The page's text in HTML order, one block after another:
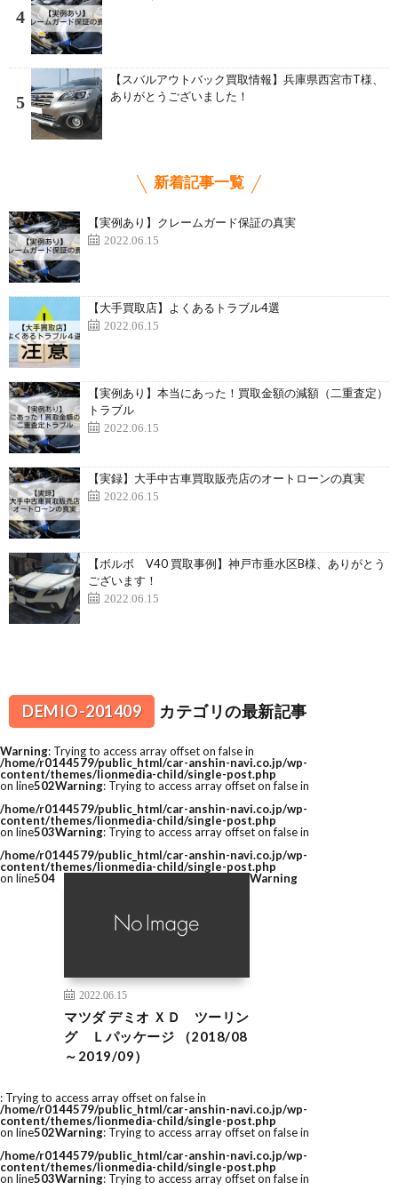
4
5
【スバルアウトバック買取情報】兵庫県西宮市T様、
ありがとうございました！
新着記事一覧
【実例あり】クレームガード保証の真実
2022.06.15
【大手買取店】よくあるトラブル4選
2022.06.15
【実例あり】本当にあった！買取金額の減額（二重査定）
トラブル
2022.06.15
【実録】大手中古車買取販売店のオートローンの真実
2022.06.15
【ボルボ V40 買取事例】神戸市垂水区B様、ありがとう
ございます！
2022.06.15
DEMIO-201409 カテゴリの最新記事
Warning: Trying to access array offset on false in
/home/r0144579/public_html/car-anshin-navi.co.jp/wp-
content/themes/lionmedia-child/single-post.php
on line502Warning: Trying to access array offset on false in
/home/r0144579/public_html/car-anshin-navi.co.jp/wp-
content/themes/lionmedia-child/single-post.php
on line503Warning: Trying to access array offset on false in
/home/r0144579/public_html/car-anshin-navi.co.jp/wp-
content/themes/lionmedia-child/single-post.php
on line504
2022.06.15
マツダ デミオ ＸＤ ツーリン
グ Ｌパッケージ （2018/08
～2019/09）
Warning
: Trying to access array offset on false in
/home/r0144579/public_html/car-anshin-navi.co.jp/wp-
content/themes/lionmedia-child/single-post.php
on line502Warning: Trying to access array offset on false in
/home/r0144579/public_html/car-anshin-navi.co.jp/wp-
content/themes/lionmedia-child/single-post.php
on line503Warning: Trying to access array offset on false in